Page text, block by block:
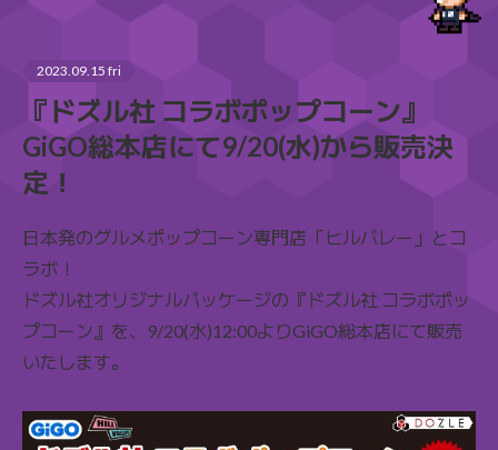
2023.09.15 fri
『ドズル社 コラボポップコーン』
GiGO総本店にて9/20(水)から販売決
定！
日本発のグルメポップコーン専門店「ヒルバレー」とコ
ラボ！
ドズル社オリジナルパッケージの『ドズル社 コラボポッ
プコーン』を、9/20(水)12:00よりGiGO総本店にて販売
いたします。